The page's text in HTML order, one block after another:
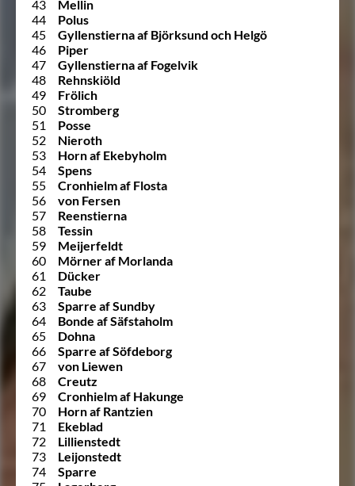
43
Mellin
44
Polus
45
Gyllenstierna af Björksund och Helgö
46
Piper
47
Gyllenstierna af Fogelvik
48
Rehnskiöld
49
Frölich
50
Stromberg
51
Posse
52
Nieroth
53
Horn af Ekebyholm
54
Spens
55
Cronhielm af Flosta
56
von Fersen
57
Reenstierna
58
Tessin
59
Meijerfeldt
60
Mörner af Morlanda
61
Dücker
62
Taube
63
Sparre af Sundby
64
Bonde af Säfstaholm
65
Dohna
66
Sparre af Söfdeborg
67
von Liewen
68
Creutz
69
Cronhielm af Hakunge
70
Horn af Rantzien
71
Ekeblad
72
Lillienstedt
73
Leijonstedt
74
Sparre